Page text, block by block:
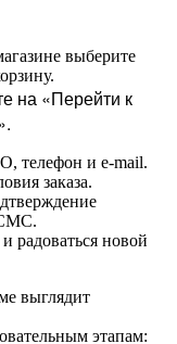
выберите
на «Перейти к
телефон и e-mail.
заказа.
СМС.
радоваться новой
выглядит
этапам: